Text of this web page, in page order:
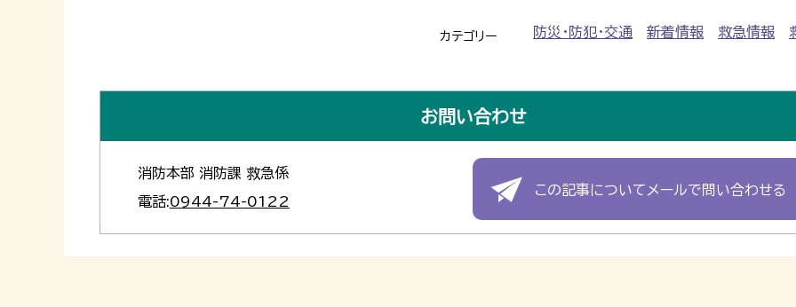
カテゴリー 防災・防犯・交通 新着情報 救急情報
お問い合わせ
消防本部 消防課 救急係
電話:0944-74-0122
この記事についてメールで問い合わせる